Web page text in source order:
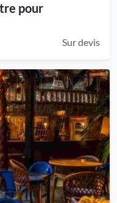
pour
Sur devis